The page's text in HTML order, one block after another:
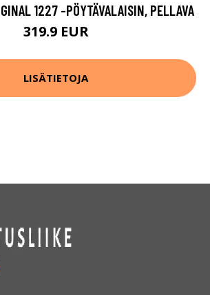
1227 -PÖYTÄVALAISIN, PELLAVA
319.9 EUR
LISÄTIETOJA